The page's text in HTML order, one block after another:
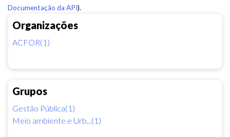
Organizações
ACFOR(1)
Grupos
Gestão Pública(1)
Meio ambiente e Urb...(1)
Documentação da API).